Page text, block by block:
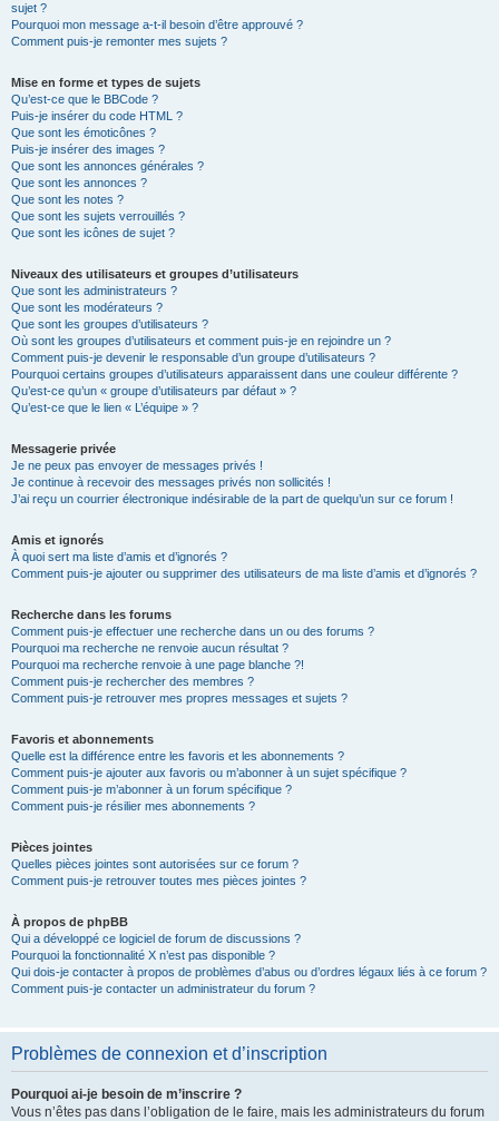
sujet ?
Pourquoi mon message a-t-il besoin d’être approuvé ?
Comment puis-je remonter mes sujets ?
Mise en forme et types de sujets
Qu’est-ce que le BBCode ?
Puis-je insérer du code HTML ?
Que sont les émoticônes ?
Puis-je insérer des images ?
Que sont les annonces générales ?
Que sont les annonces ?
Que sont les notes ?
Que sont les sujets verrouillés ?
Que sont les icônes de sujet ?
Niveaux des utilisateurs et groupes d’utilisateurs
Que sont les administrateurs ?
Que sont les modérateurs ?
Que sont les groupes d’utilisateurs ?
Où sont les groupes d’utilisateurs et comment puis-je en rejoindre un ?
Comment puis-je devenir le responsable d’un groupe d’utilisateurs ?
Pourquoi certains groupes d’utilisateurs apparaissent dans une couleur différente ?
Qu’est-ce qu’un « groupe d’utilisateurs par défaut » ?
Qu’est-ce que le lien « L’équipe » ?
Messagerie privée
Je ne peux pas envoyer de messages privés !
Je continue à recevoir des messages privés non sollicités !
J’ai reçu un courrier électronique indésirable de la part de quelqu’un sur ce forum !
Amis et ignorés
À quoi sert ma liste d’amis et d’ignorés ?
Comment puis-je ajouter ou supprimer des utilisateurs de ma liste d’amis et d’ignorés ?
Recherche dans les forums
Comment puis-je effectuer une recherche dans un ou des forums ?
Pourquoi ma recherche ne renvoie aucun résultat ?
Pourquoi ma recherche renvoie à une page blanche ?!
Comment puis-je rechercher des membres ?
Comment puis-je retrouver mes propres messages et sujets ?
Favoris et abonnements
Quelle est la différence entre les favoris et les abonnements ?
Comment puis-je ajouter aux favoris ou m’abonner à un sujet spécifique ?
Comment puis-je m’abonner à un forum spécifique ?
Comment puis-je résilier mes abonnements ?
Pièces jointes
Quelles pièces jointes sont autorisées sur ce forum ?
Comment puis-je retrouver toutes mes pièces jointes ?
À propos de phpBB
Qui a développé ce logiciel de forum de discussions ?
Pourquoi la fonctionnalité X n’est pas disponible ?
Qui dois-je contacter à propos de problèmes d’abus ou d’ordres légaux liés à ce forum ?
Comment puis-je contacter un administrateur du forum ?
Problèmes de connexion et d’inscription
Pourquoi ai-je besoin de m’inscrire ?
Vous n’êtes pas dans l’obligation de le faire, mais les administrateurs du forum